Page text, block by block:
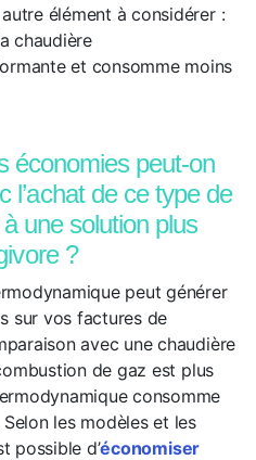
élément à considérer :
chaudière
et consomme moins
économies peut-on
l’achat de ce type de
une solution plus
?
peut générer
sur vos factures de
avec une chaudière
de gaz est plus
consomme
les modèles et les
possible d’économiser